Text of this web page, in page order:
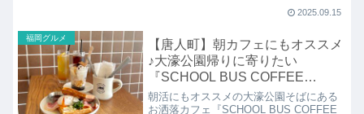
ス」や「ナチョス」、「ケサディージ
す。
2025.09.15
福岡グルメ
【唐人町】朝カフェにもオススメ
♪大濠公園帰りに寄りたい
『SCHOOL BUS COFFEE
STOP』
朝活にもオススメの大濠公園そばにある
お洒落カフェ『SCHOOL BUS COFFEE